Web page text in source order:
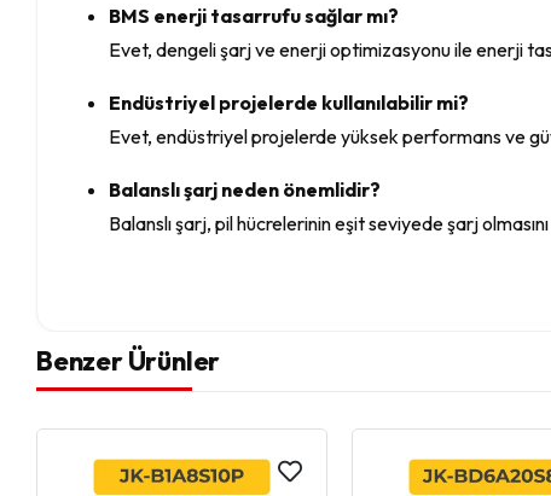
BMS enerji tasarrufu sağlar mı?
Evet, dengeli şarj ve enerji optimizasyonu ile enerji
Endüstriyel projelerde kullanılabilir mi?
Evet, endüstriyel projelerde yüksek performans ve
Balanslı şarj neden önemlidir?
Balanslı şarj, pil hücrelerinin eşit seviyede şarj
Benzer Ürünler